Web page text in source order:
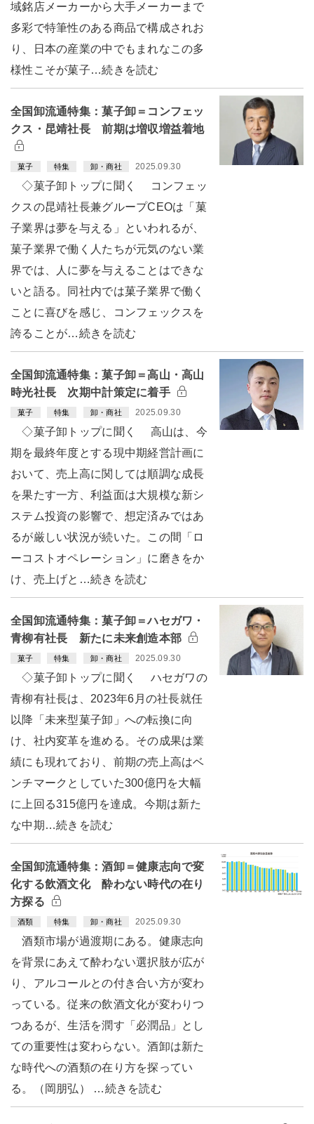
域銘店メーカーから大手メーカーまで
多彩で特筆性のある商品で構成されお
り、日本の産業の中でもまれなこの多
様性こそが菓子…続きを読む
全国卸流通特集：菓子卸＝コンフェッ
クス・昆靖社長 前期は増収増益着地
菓子 特集 卸・商社 2025.09.30
◇菓子卸トップに聞く コンフェッ
クスの昆靖社長兼グループCEOは「菓
子業界は夢を与える」といわれるが、
菓子業界で働く人たちが元気のない業
界では、人に夢を与えることはできな
いと語る。同社内では菓子業界で働く
ことに喜びを感じ、コンフェックスを
誇ることが…続きを読む
全国卸流通特集：菓子卸＝高山・高山
時光社長 次期中計策定に着手
菓子 特集 卸・商社 2025.09.30
◇菓子卸トップに聞く 高山は、今
期を最終年度とする現中期経営計画に
おいて、売上高に関しては順調な成長
を果たす一方、利益面は大規模な新シ
ステム投資の影響で、想定済みではあ
るが厳しい状況が続いた。この間「ロ
ーコストオペレーション」に磨きをか
け、売上げと…続きを読む
全国卸流通特集：菓子卸＝ハセガワ・
青柳有社長 新たに未来創造本部
菓子 特集 卸・商社 2025.09.30
◇菓子卸トップに聞く ハセガワの
青柳有社長は、2023年6月の社長就任
以降「未来型菓子卸」への転換に向
け、社内変革を進める。その成果は業
績にも現れており、前期の売上高はベ
ンチマークとしていた300億円を大幅
に上回る315億円を達成。今期は新た
な中期…続きを読む
全国卸流通特集：酒卸＝健康志向で変
化する飲酒文化 酔わない時代の在り
方探る
酒類 特集 卸・商社 2025.09.30
酒類市場が過渡期にある。健康志向
を背景にあえて酔わない選択肢が広が
り、アルコールとの付き合い方が変わ
っている。従来の飲酒文化が変わりつ
つあるが、生活を潤す「必潤品」とし
ての重要性は変わらない。酒卸は新た
な時代への酒類の在り方を探ってい
る。（岡朋弘） …続きを読む